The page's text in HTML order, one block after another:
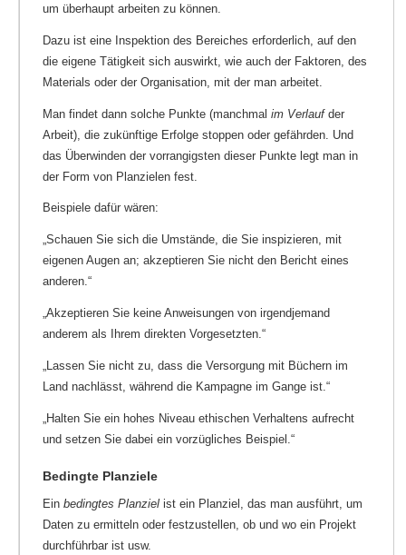
um überhaupt arbeiten zu können.
Dazu ist eine Inspektion des Bereiches erforderlich, auf den
die eigene Tätigkeit sich auswirkt, wie auch der Faktoren, des
Materials oder der Organisation, mit der man arbeitet.
Man findet dann solche Punkte (manchmal im Verlaufder
Arbeit), die zukünftige Erfolge stoppen oder gefährden. Und
das Überwinden der vorrangigsten dieser Punkte legt man in
der Form von Planzielen fest.
Beispiele dafür wären:
„Schauen Sie sich die Umstände, die Sie inspizieren, mit
eigenen Augen an; akzeptieren Sie nicht den Bericht eines
anderen.“
„Akzeptieren Sie keine Anweisungen von irgendjemand
anderem als Ihrem direkten Vorgesetzten.“
„Lassen Sie nicht zu, dass die Versorgung mit Büchern im
Land nachlässt, während die Kampagne im Gange ist.“
„Halten Sie ein hohes Niveau ethischen Verhaltens aufrecht
und setzen Sie dabei ein vorzügliches Beispiel.“
Bedingte Planziele
Ein bedingtes Planziel ist ein Planziel, das man ausführt, um
Daten zu ermitteln oder festzustellen, ob und wo ein Projekt
durchführbar ist usw.